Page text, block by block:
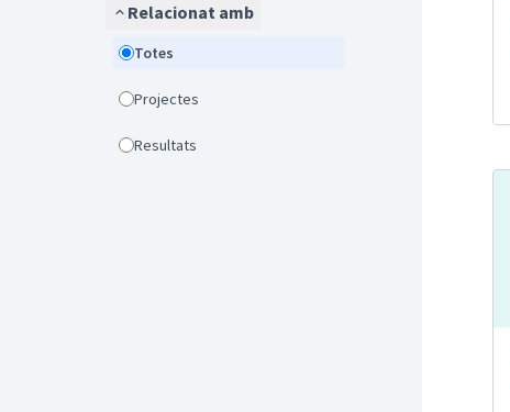
Relacionat amb
Totes
Projectes
Resultats